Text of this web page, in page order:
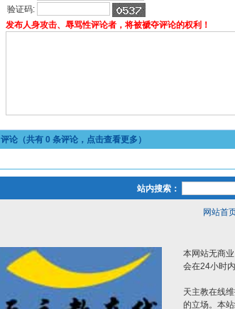
验证码:
发布人身攻击、辱骂性评论者，将被褫夺评论的权利！
评论（共有 0 条评论，点击查看更多）
站内搜索：
网站首
本网站无商
会在24小时内
天主教在线
的立场。本